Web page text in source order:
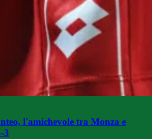
l'amichevole tra Monza e
3